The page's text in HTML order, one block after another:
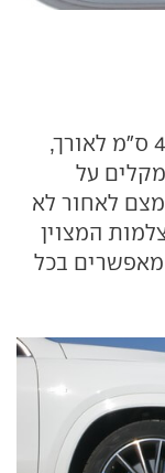
מימדי הענק של ה-GLE קופה - 494 ס"מ לאורך,
מקלים על
לאחור לא
המצוין
מאפשרים בכל